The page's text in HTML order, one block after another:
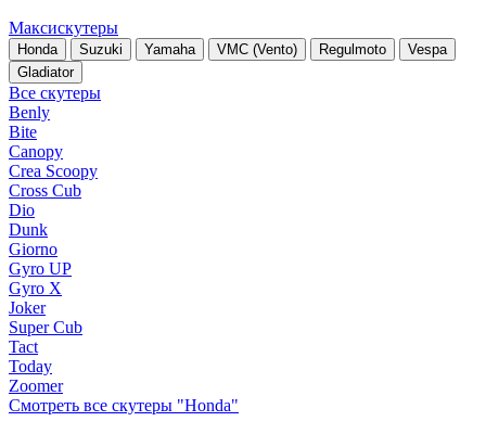
Максискутеры
Honda Suzuki Yamaha VMC (Vento) Regulmoto
Vespa
Gladiator
Все скутеры
Benly
Bite
Canopy
Crea Scoopy
Cross Cub
Dio
Dunk
Giorno
Gyro UP
Gyro X
Joker
Super Cub
Tact
Today
Zoomer
Смотреть все скутеры "Honda"